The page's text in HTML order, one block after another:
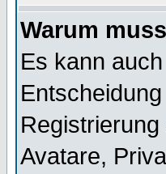
Warum
Es kann
Avatare,